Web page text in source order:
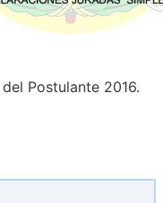
Postulante 2016.